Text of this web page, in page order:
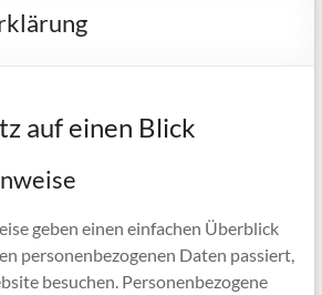
auf einen Blick
geben einen einfachen Überblick
personenbezogenen Daten passiert,
besuchen. Personenbezogene